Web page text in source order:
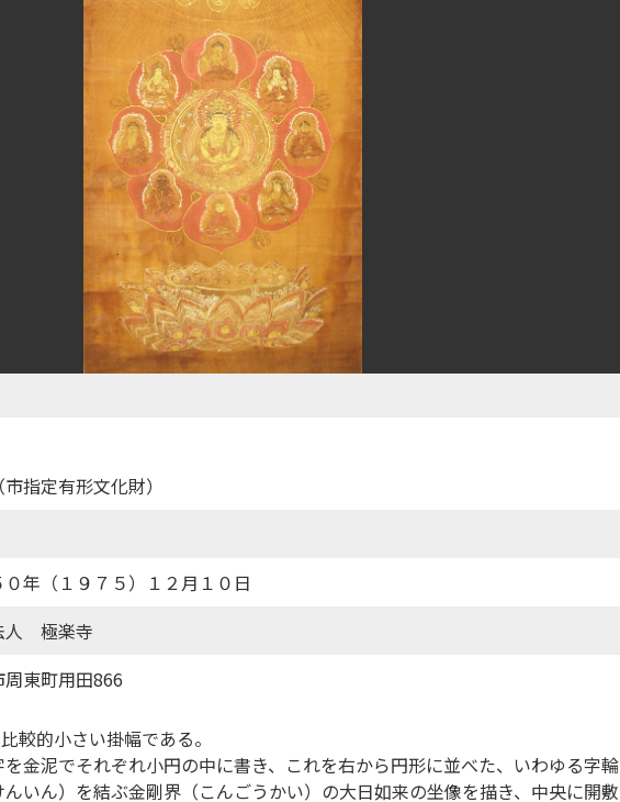
指定有形文化財）
０年（１９７５）１２月１０日
人 極楽寺
東町用田866
較的小さい掛幅である。
金泥でそれぞれ小円の中に書き、これを右から円形に並べた、いわゆる字輪
いん）を結ぶ金剛界（こんごうかい）の大日如来の坐像を描き、中央に開敷